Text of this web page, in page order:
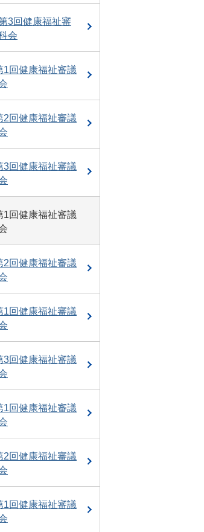
3回健康福祉審
会
1回健康福祉審議
2回健康福祉審議
3回健康福祉審議
1回健康福祉審議
2回健康福祉審議
1回健康福祉審議
3回健康福祉審議
1回健康福祉審議
2回健康福祉審議
1回健康福祉審議